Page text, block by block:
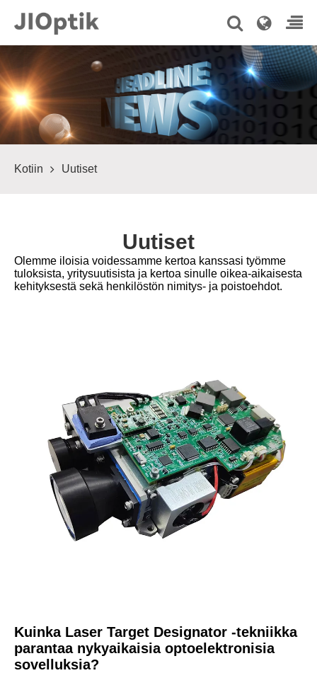
Kotiin Uutiset
Uutiset
Olemme iloisia voidessamme kertoa kanssasi työmme
tuloksista, yritysuutisista ja kertoa sinulle oikea-aikaisesta
kehityksestä sekä henkilöstön nimitys- ja poistoehdot.
Kuinka Laser Target Designator -tekniikka
parantaa nykyaikaisia ​​optoelektronisia
sovelluksia?